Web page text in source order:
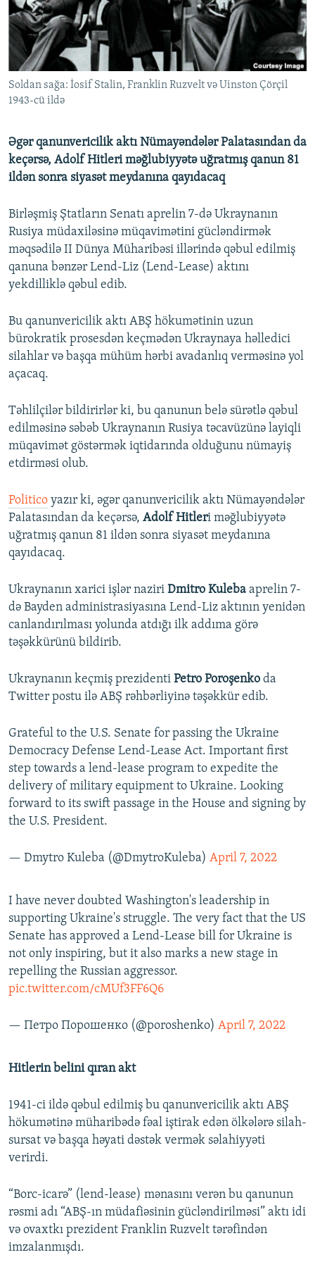
İNFOQRAFIKA
KARIKATURA
AZƏRBAYCAN ƏDƏBIYYATI KITABXANASI
İSLAM VƏ DEMOKRATIYA
İZ - MƏDƏNIYYƏT PROQRAMI
MISSIYAMIZ
PEŞƏ ETIKASI VƏ JURNALISTIKA STANDARTLARIMIZ
MATERIALLARIMIZDAN ISTIFADƏ
AZADLIQRADIOSU MOBIL TELEFONUNUZDA
XƏBƏR BÜLLETENLƏRIMIZ
BIZI IZLƏ
RFE/RL-in bütün saytları
Soldan sağa: İosif Stalin, Franklin Ruzvelt və Uinston Çörçil
1943-cü ildə
Əgər qanunvericilik aktı Nümayəndələr Palatasından da
keçərsə, Adolf Hitleri məğlubiyyətə uğratmış qanun 81
ildən sonra siyasət meydanına qayıdacaq
Birləşmiş Ştatların Senatı aprelin 7-də Ukraynanın
Rusiya müdaxiləsinə müqavimətini gücləndirmək
məqsədilə II Dünya Müharibəsi illərində qəbul edilmiş
qanuna bənzər Lend-Liz (Lend-Lease) aktını
yekdilliklə qəbul edib.
Bu qanunvericilik aktı ABŞ hökumətinin uzun
bürokratik prosesdən keçmədən Ukraynaya həlledici
silahlar və başqa mühüm hərbi avadanlıq verməsinə yol
açacaq.
Təhlilçilər bildirirlər ki, bu qanunun belə sürətlə qəbul
edilməsinə səbəb Ukraynanın Rusiya təcavüzünə layiqli
müqavimət göstərmək iqtidarında olduğunu nümayiş
etdirməsi olub.
Politico yazır ki, əgər qanunvericilik aktı Nümayəndələr
Palatasından da keçərsə, Adolf Hitleri məğlubiyyətə
uğratmış qanun 81 ildən sonra siyasət meydanına
qayıdacaq.
Ukraynanın xarici işlər naziri Dmitro Kuleba aprelin 7-
də Bayden administrasiyasına Lend-Liz aktının yenidən
canlandırılması yolunda atdığı ilk addıma görə
təşəkkürünü bildirib.
Ukraynanın keçmiş prezidenti Petro Poroşenko da
Twitter postu ilə ABŞ rəhbərliyinə təşəkkür edib.
Grateful to the U.S. Senate for passing the Ukraine
Democracy Defense Lend-Lease Act. Important first
step towards a lend-lease program to expedite the
delivery of military equipment to Ukraine. Looking
forward to its swift passage in the House and signing by
the U.S. President.
— Dmytro Kuleba (@DmytroKuleba) April 7, 2022
I have never doubted Washington's leadership in
supporting Ukraine's struggle. The very fact that the US
Senate has approved a Lend-Lease bill for Ukraine is
not only inspiring, but it also marks a new stage in
repelling the Russian aggressor.
pic.twitter.com/cMUf3FF6Q6
— Петро Порошенко (@poroshenko) April 7, 2022
Hitlerin belini qıran akt
1941-ci ildə qəbul edilmiş bu qanunvericilik aktı ABŞ
hökumətinə müharibədə fəal iştirak edən ölkələrə silah-
sursat və başqa həyati dəstək vermək səlahiyyəti
verirdi.
“Borc-icarə” (lend-lease) mənasını verən bu qanunun
rəsmi adı “ABŞ-ın müdafiəsinin gücləndirilməsi” aktı idi
və ovaxtkı prezident Franklin Ruzvelt tərəfindən
imzalanmışdı.